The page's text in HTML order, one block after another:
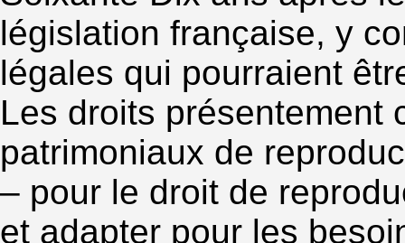
législation française, y
légales qui pourraient
Les droits présentement
patrimoniaux de
– pour le droit de
et adapter pour les